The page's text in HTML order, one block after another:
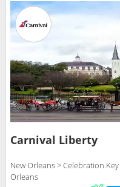
Carnival Liberty
New Orleans > Celebration
Orleans